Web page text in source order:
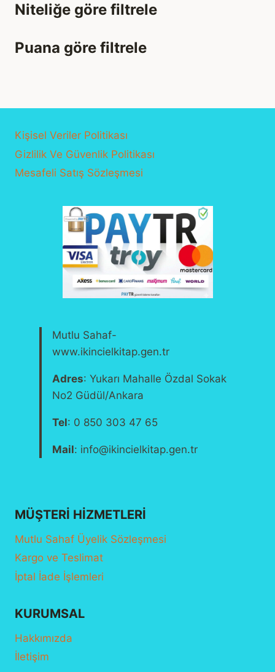
Niteliğe göre filtrele
Puana göre filtrele
Kişisel Veriler Politikası
Gizlilik Ve Güvenlik Politikası
Mesafeli Satış Sözleşmesi
Mutlu Sahaf-
www.ikincielkitap.gen.tr
Adres: Yukarı Mahalle Özdal Sokak
No2 Güdül/Ankara
Tel: 0 850 303 47 65
Mail: info@ikincielkitap.gen.tr
MÜŞTERI HIZMETLERI
Mutlu Sahaf Üyelik Sözleşmesi
Kargo ve Teslimat
İptal İade İşlemleri
KURUMSAL
Hakkımızda
İletişim